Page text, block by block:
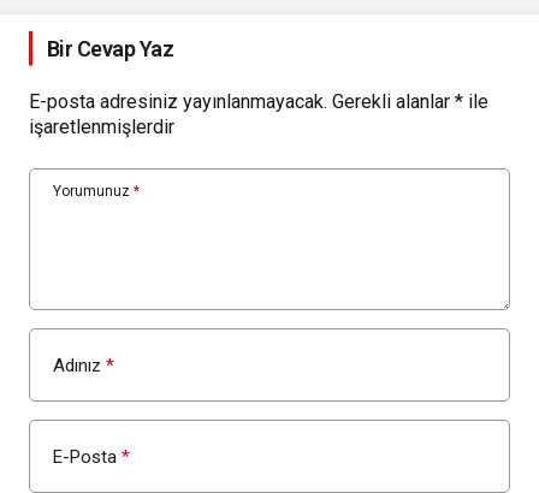
Bir Cevap Yaz
E-posta adresiniz yayınlanmayacak. Gerekli alanlar * ile
işaretlenmişlerdir
Yorumunuz *
Adınız *
E-Posta *